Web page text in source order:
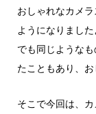
おしゃれなカメ
ようになりまし
でも同じような
たこともあり、
そこで今回は、